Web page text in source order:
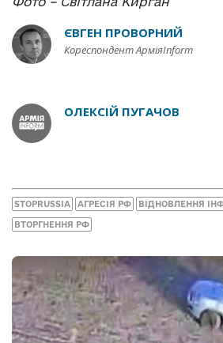
ЄВГЕН ПРОВОРНИЙ
Кореспондент АрміяInform
ОЛЕКСІЙ ПУГАЧОВ
STOPRUSSIA АГРЕСІЯ РФ ВІДНОВЛЕННЯ
ВТОРГНЕННЯ РФ